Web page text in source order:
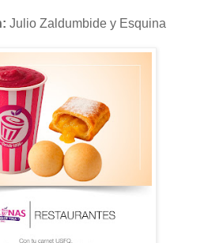
Julio Zaldumbide y Esquina